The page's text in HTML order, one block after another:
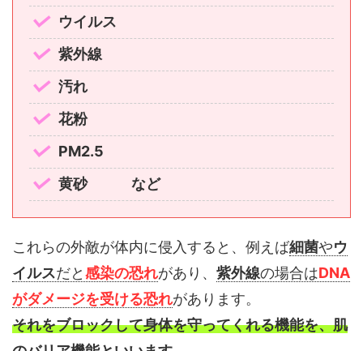
ウイルス
紫外線
汚れ
花粉
PM2.5
黄砂 など
これらの外敵が体内に侵入すると、例えば細菌やウ
イルスだと感染の恐れがあり、 紫外線の場合はDNA
がダメージを受ける恐れがあります。
それをブロックして身体を守ってくれる機能を、肌